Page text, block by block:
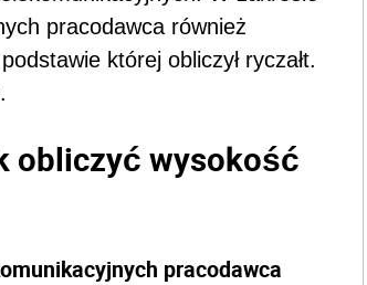
pracodawca również
której obliczył ryczałt.
obliczyć wysokość
pracodawca